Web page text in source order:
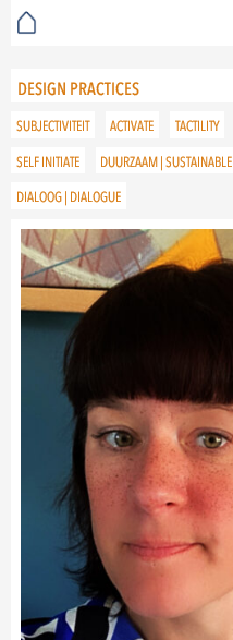
DESIGN PRACTICES
SUBJECTIVITEIT ACTIVATE TACTILITY
SELF INITIATE DUURZAAM | SUSTAINABLE
DIALOOG | DIALOGUE